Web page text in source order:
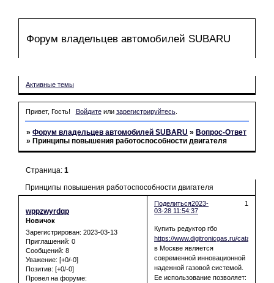
Форум владельцев автомобилей SUBARU
Активные темы
Привет, Гость! Войдитеили зарегистрируйтесь.
»Форум владельцев автомобилей SUBARU »Вопрос-Ответ
»Принципы повышения работоспособности двигателя
Принципы повышения работоспособности двигателя
Страница:1
Поделиться 1
2023-
03-28 11:54:37
wppzwyrdqp
Новичок
Зарегистрирован: 2023-03-13
Приглашений: 0
Сообщений: 8
Уважение: [+0/-0]
Позитив: [+0/-0]
Провел на форуме:
Купить редуктор гбо
https://www.digitronicgas.ru/catalog/
в Москве является
современной инновационной
надежной газовой системой.
Ее использование позволяет: